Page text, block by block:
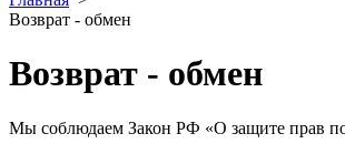
Возврат - обмен
Возврат - обмен
Мы соблюдаем Закон РФ «О защите прав